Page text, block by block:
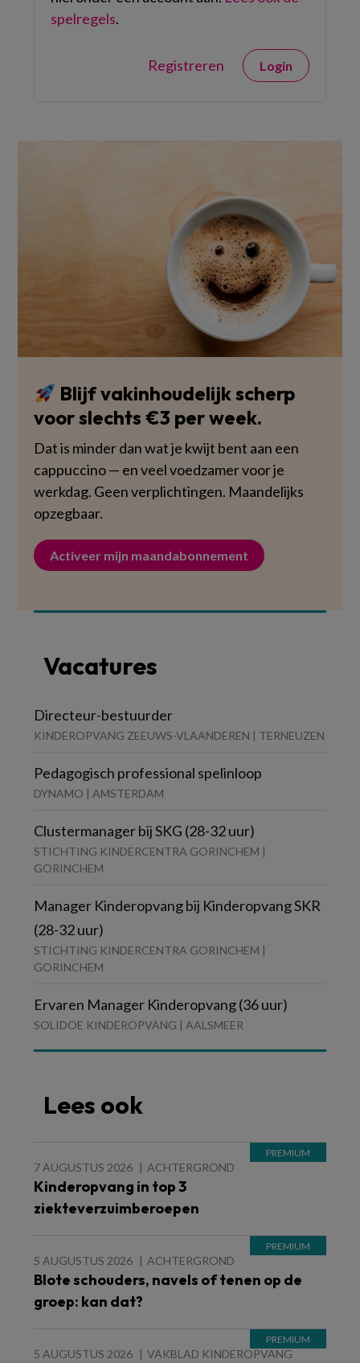
spelregels.
Registreren Login
Blijf vakinhoudelijk scherp
voor slechts €3 per week.
Dat is minder dan wat je kwijt bent aan een
cappuccino — en veel voedzamer voor je
werkdag. Geen verplichtingen. Maandelijks
opzegbaar.
Activeer mijn maandabonnement
Vacatures
Directeur-bestuurder
KINDEROPVANG ZEEUWS-VLAANDEREN | TERNEUZEN
Pedagogisch professional spelinloop
DYNAMO | AMSTERDAM
Clustermanager bij SKG (28-32 uur)
STICHTING KINDERCENTRA GORINCHEM |
GORINCHEM
Manager Kinderopvang bij Kinderopvang SKR
(28-32 uur)
STICHTING KINDERCENTRA GORINCHEM |
GORINCHEM
Ervaren Manager Kinderopvang (36 uur)
SOLIDOE KINDEROPVANG | AALSMEER
Lees ook
7 AUGUSTUS 2026 ACHTERGROND
Kinderopvang in top 3
ziekteverzuimberoepen
5 AUGUSTUS 2026 ACHTERGROND
Blote schouders, navels of tenen op de
groep: kan dat?
5 AUGUSTUS 2026 VAKBLAD KINDEROPVANG